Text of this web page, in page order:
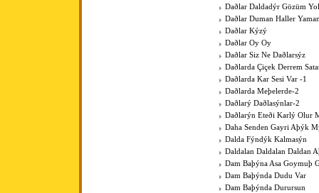
Daðlar Daldadýr Gözüm
Daðlar Duman Haller
Daðlar Kýzý
Daðlar Oy Oy
Daðlar Siz Ne Daðlarsýz
Daðlarda Çiçek Derrem
Daðlarda Kar Sesi Var -1
Daðlarda Meþelerde-2
Daðlarý Daðlasýnlar-2
Daðlarýn Eteði Karlý Olur
Daha Senden Gayri Aþýk
Dalda Fýndýk Kalmasýn
Daldalan Daldalan Daldan
Dam Baþýna Asa Goymuþ
Dam Baþýnda Dudu Var
Dam Baþýnda Durursun